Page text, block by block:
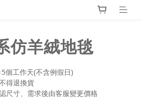
仿羊絨地毯
個工作天(不含例假日)
得退換貨
尺寸、需求後由客服變更價格